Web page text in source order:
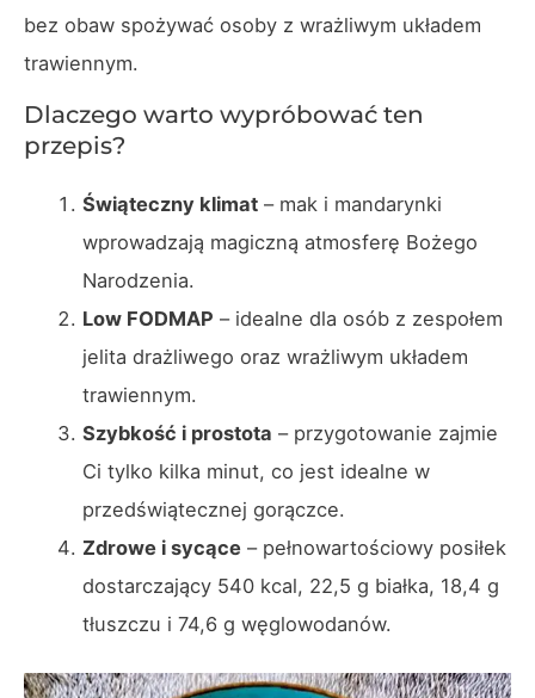
bez obaw spożywać osoby z wrażliwym układem
trawiennym.
Dlaczego warto wypróbować ten
przepis?
Świąteczny klimat – mak i mandarynki
wprowadzają magiczną atmosferę Bożego
Narodzenia.
Low FODMAP – idealne dla osób z zespołem
jelita drażliwego oraz wrażliwym układem
trawiennym.
Szybkość i prostota – przygotowanie zajmie
Ci tylko kilka minut, co jest idealne w
przedświątecznej gorączce.
Zdrowe i sycące – pełnowartościowy posiłek
dostarczający 540 kcal, 22,5 g białka, 18,4 g
tłuszczu i 74,6 g węglowodanów.